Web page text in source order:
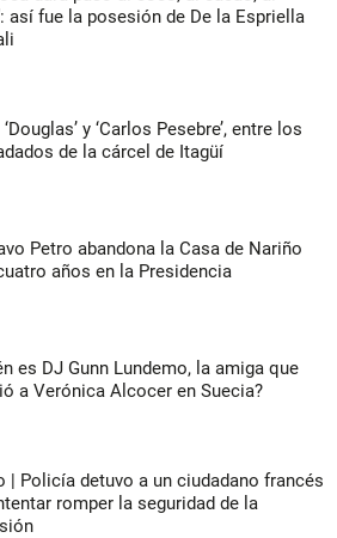
así fue la posesión de De la Espriella
y ‘Carlos Pesebre’, entre los
de la cárcel de Itagüí
Petro abandona la Casa de Nariño
años en la Presidencia
es DJ Gunn Lundemo, la amiga que
a Verónica Alcocer en Suecia?
| Policía detuvo a un ciudadano francés
romper la seguridad de la